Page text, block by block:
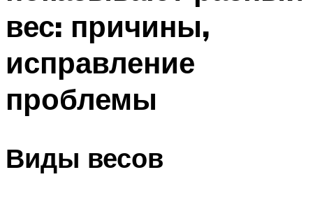
вес: причины,
исправление
проблемы
Виды весов